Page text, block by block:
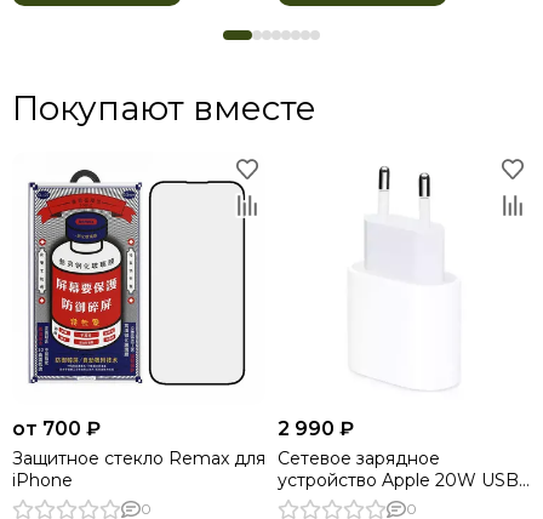
Покупают вместе
от 700 ₽
Защитное стекло Remax для
iPhone
0
2 990 ₽
Сетевое зарядное
устройство Apple 20W USB-
C Power Adapter (MHJE3)
0